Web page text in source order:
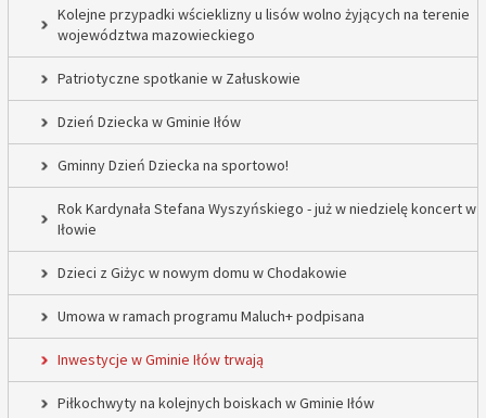
Kolejne przypadki wścieklizny u lisów wolno żyjących na terenie
województwa mazowieckiego
Patriotyczne spotkanie w Załuskowie
Dzień Dziecka w Gminie Iłów
Gminny Dzień Dziecka na sportowo!
Rok Kardynała Stefana Wyszyńskiego - już w niedzielę koncert w
Iłowie
Dzieci z Giżyc w nowym domu w Chodakowie
Umowa w ramach programu Maluch+ podpisana
Inwestycje w Gminie Iłów trwają
Piłkochwyty na kolejnych boiskach w Gminie Iłów